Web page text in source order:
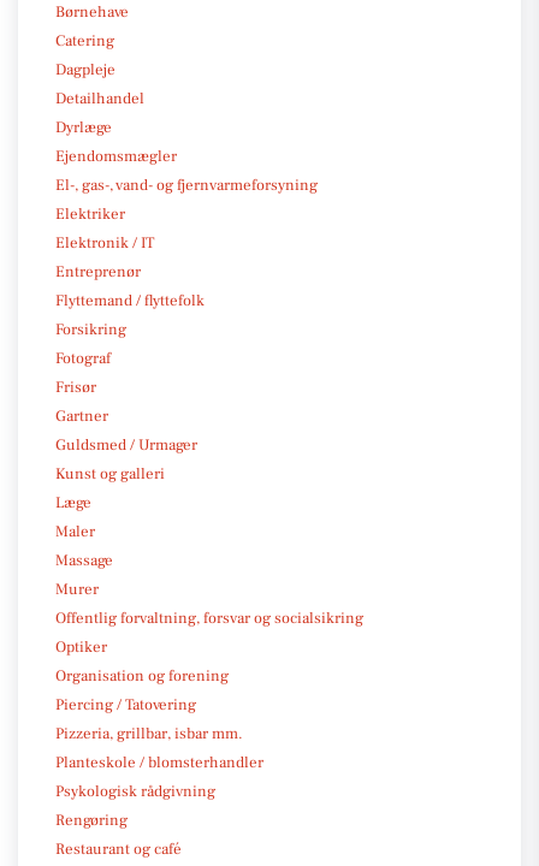
Børnehave
Catering
Dagpleje
Detailhandel
Dyrlæge
Ejendomsmægler
El-, gas-, vand- og fjernvarmeforsyning
Elektriker
Elektronik / IT
Entreprenør
Flyttemand / flyttefolk
Forsikring
Fotograf
Frisør
Gartner
Guldsmed / Urmager
Kunst og galleri
Læge
Maler
Massage
Murer
Offentlig forvaltning, forsvar og socialsikring
Optiker
Organisation og forening
Piercing / Tatovering
Pizzeria, grillbar, isbar mm.
Planteskole / blomsterhandler
Psykologisk rådgivning
Rengøring
Restaurant og café